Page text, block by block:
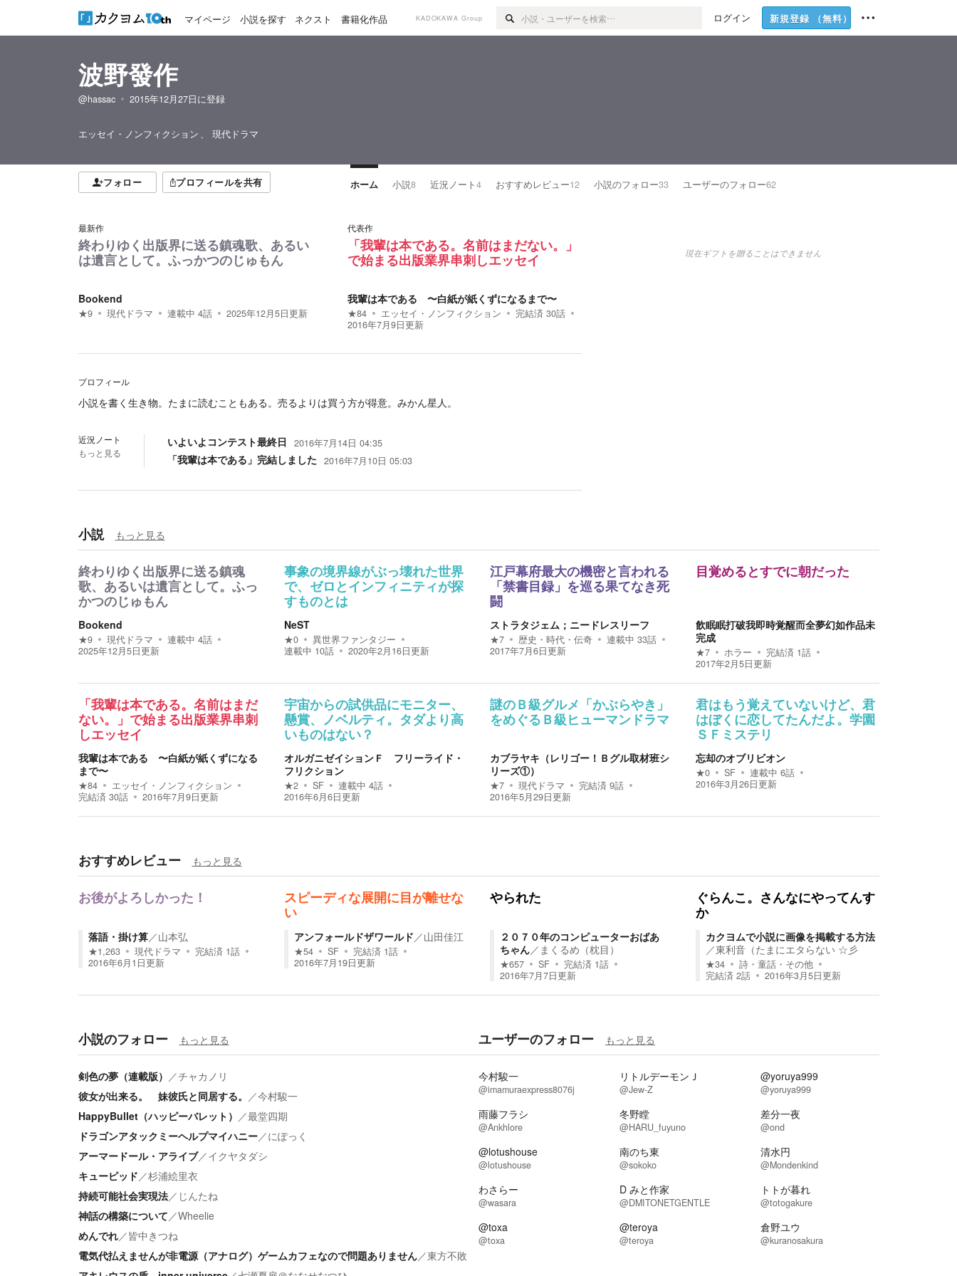
マイページ 小説を探す ネクスト 書籍化作品 KADOKAWA Group ログイン 新規登録 （無料）
波野發作
@hassac 2015年12月27日に登録
エッセイ・ノンフィクション 現代ドラマ
フォロー プロフィールを共有 ホーム 小説8 近況ノート4 おすすめレビュー12 小説のフォロー33 ユーザーのフォロー62
最新作
終わりゆく出版界に送る鎮魂歌、あるい
は遺言として。ふっかつのじゅもん
Bookend
★9 現代ドラマ 連載中 4話 2025年12月5日更新
代表作
「我輩は本である。名前はまだない。」
で始まる出版業界串刺しエッセイ
我輩は本である 〜白紙が紙くずになるまで〜
★84 エッセイ・ノンフィクション 完結済 30話
2016年7月9日更新
プロフィール
小説を書く生き物。たまに読むこともある。売るよりは買う方が得意。みかん星人。
近況ノート
もっと見る
いよいよコンテスト最終日 2016年7月14日 04:35
「我輩は本である」完結しました 2016年7月10日 05:03
現在ギフトを贈ることはできません
小説 もっと見る
終わりゆく出版界に送る鎮魂
歌、あるいは遺言として。ふっ
かつのじゅもん
Bookend
★9 現代ドラマ 連載中 4話
2025年12月5日更新
事象の境界線がぶっ壊れた世界
で、ゼロとインフィニティが探
すものとは
NeST
★0
異世界ファンタジー
連載中 10話 2020年2月16日更新
江戸幕府最大の機密と言われる
「禁書目録」を巡る果てなき死
闘
ストラタジェム；ニードレスリーフ
★7 歴史・時代・伝奇 連載中 33話
2017年7月6日更新
目覚めるとすでに朝だった
飲眠眠打破我即時覚醒而全夢幻如作品未
完成
★7 ホラー 完結済 1話
2017年2月5日更新
「我輩は本である。名前はまだ
ない。」で始まる出版業界串刺
しエッセイ
我輩は本である 〜白紙が紙くずになる
まで〜
★84
エッセイ・ノンフィクション
完結済 30話 2016年7月9日更新
宇宙からの試供品にモニター、
懸賞、ノベルティ。タダより高
いものはない？
オルガニゼイションＦ フリーライド・
フリクション
★2 SF 連載中 4話
2016年6月6日更新
謎のＢ級グルメ「かぶらやき」
をめぐるＢ級ヒューマンドラマ
カブラヤキ（レリゴー！Ｂグル取材班シ
リーズ①）
★7 現代ドラマ 完結済 9話
2016年5月29日更新
君はもう覚えていないけど、君
はぼくに恋してたんだよ。学園
ＳＦミステリ
忘却のオブリビオン
★0 SF 連載中 6話
2016年3月26日更新
おすすめレビュー もっと見る
お後がよろしかった！
落語・掛け算／山本弘
★1,263 現代ドラマ 完結済 1話
2016年6月1日更新
スピーディな展開に目が離せな
い
アンフォールドザワールド／山田佳江
★54 SF 完結済 1話
2016年7月19日更新
やられた
２０７０年のコンピューターおばあ
ちゃん／ まくるめ（枕目）
★657 SF 完結済 1話
2016年7月7日更新
ぐらんこ。さんなにやってんす
か
カクヨムで小説に画像を掲載する方法
／東利音（たまにエタらない ☆彡
★34
詩・童話・その他
完結済 2話 2016年3月5日更新
小説のフォロー もっと見る
剣色の夢（連載版） ／チャカノリ
彼女が出来る。 妹彼氏と同居する。 ／今村駿一
HappyBullet（ハッピーバレット） ／最堂四期
ドラゴンアタックミーヘルプマイハニー／にぽっく
アーマードール・アライブ／イクヤタダシ
キューピッド／杉浦絵里衣
持続可能社会実現法／ じんたね
神話の構築について／Wheelie
めんでれ／皆中きつね
電気代払えませんが非電源（アナログ）ゲームカフェなので問題ありません／東方不敗
ユーザーのフォロー もっと見る
今村駿一
@imamuraexpress8076j
リトルデーモンＪ
@Jew-Z
@yoruya999
@yoruya999
雨藤フラシ
@Ankhlore
冬野瞠
@HARU_fuyuno
差分一夜
@ond
@lotushouse
@lotushouse
南のち東
@sokoko
清水円
@Mondenkind
わさらー
@wasara
D みと作家
@DMITONETGENTLE
トトが暮れ
@totogakure
@toxa
@toxa
@teroya
@teroya
倉野ユウ
@kuranosakura